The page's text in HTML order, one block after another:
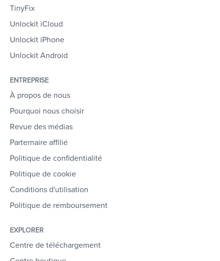
TinyFix
Unlockit iCloud
Unlockit iPhone
Unlockit Android
ENTREPRISE
À propos de nous
Pourquoi nous choisir
Revue des médias
Parternaire affilié
Politique de confidentialité
Politique de cookie
Conditions d'utilisation
Politique de remboursement
EXPLORER
Centre de téléchargement